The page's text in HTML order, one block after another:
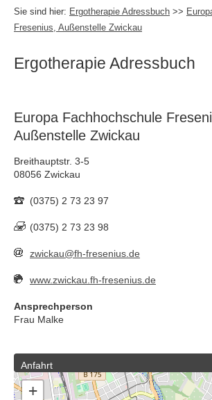
Sie sind hier: Ergotherapie Adressbuch >>
Fresenius, Außenstelle Zwickau
Ergotherapie Adressbuch
Europa Fachhochschule
Außenstelle Zwickau
Breithauptstr. 3-5
08056 Zwickau
(0375) 2 73 23 97
(0375) 2 73 23 98
zwickau@fh-fresenius.de
www.zwickau.fh-fresenius.de
Ansprechperson
Frau Malke
Anfahrt
+